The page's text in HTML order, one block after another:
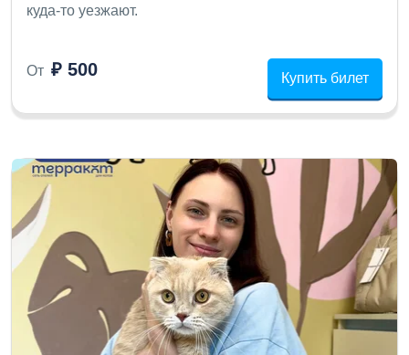
куда-то уезжают.
От ₽ 500 Купить билет